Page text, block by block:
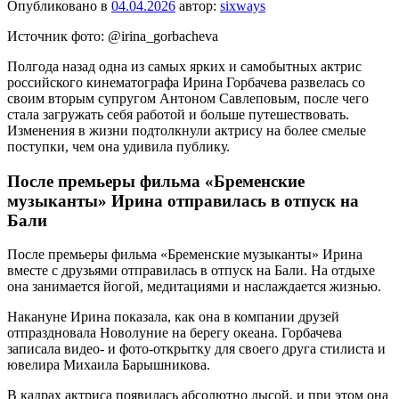
Опубликовано в 04.04.2026 автор: sixways
Источник фото: @irina_gorbacheva
Полгода назад одна из самых ярких и самобытных актрис
российского кинематографа Ирина Горбачева развелась со
своим вторым супругом Антоном Савлеповым, после чего
стала загружать себя работой и больше путешествовать.
Изменения в жизни подтолкнули актрису на более смелые
поступки, чем она удивила публику.
После премьеры фильма «Бременские
музыканты» Ирина отправилась в отпуск на
Бали
После премьеры фильма «Бременские музыканты» Ирина
вместе с друзьями отправилась в отпуск на Бали. На отдыхе
она занимается йогой, медитациями и наслаждается жизнью.
Накануне Ирина показала, как она в компании друзей
отпраздновала Новолуние на берегу океана. Горбачева
записала видео- и фото-открытку для своего друга стилиста и
ювелира Михаила Барышникова.
В кадрах актриса появилась абсолютно лысой, и при этом она